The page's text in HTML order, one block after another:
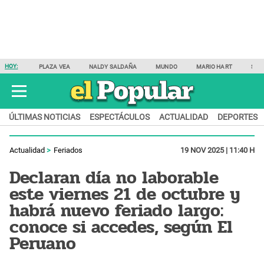
HOY: PLAZA VEA NALDY SALDAÑA MUNDO MARIO HART
ÚLTIMAS NOTICIAS ESPECTÁCULOS ACTUALIDAD DEPORTES
Actualidad Feriados 19 NOV 2025 | 11:40 H
Declaran día no laborable
este viernes 21 de octubre y
habrá nuevo feriado largo:
conoce si accedes, según El
Peruano